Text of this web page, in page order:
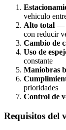
vehiculo
Alto total —
con reducir
Cambio de
Uso de
constante
Maniobras
prioridades
Control de
Requisitos del